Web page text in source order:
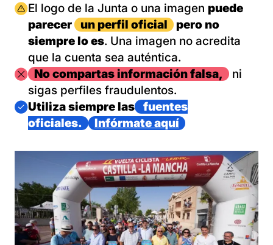
Imagen
El logo de la Junta o una imagen puede
parecer
un perfil oficial
pero no
siempre lo es. Una imagen no acredita
que la cuenta sea auténtica.
ImagenNo compartas información falsa,
ni
sigas perfiles fraudulentos.
Imagen
Utiliza siempre las
fuentes
oficiales.
Infórmate aquí